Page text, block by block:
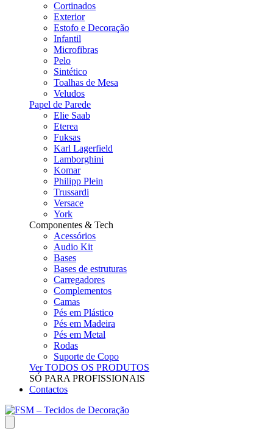
Cortinados
Exterior
Estofo e Decoração
Infantil
Microfibras
Pelo
Sintético
Toalhas de Mesa
Veludos
Papel de Parede
Elie Saab
Eterea
Fuksas
Karl Lagerfield
Lamborghini
Komar
Philipp Plein
Trussardi
Versace
York
Componentes & Tech
Acessórios
Audio Kit
Bases
Bases de estruturas
Carregadores
Complementos
Camas
Pés em Plástico
Pés em Madeira
Pés em Metal
Rodas
Suporte de Copo
Ver TODOS OS PRODUTOS
SÓ PARA PROFISSIONAIS
Contactos